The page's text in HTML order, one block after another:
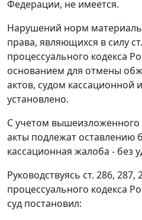
Федерации, не имеется.
Нарушений норм
права, являющихся в силу
процессуального кодекса
основанием для отмены
актов, судом кассационной
установлено.
С учетом
акты подлежат оставлению
кассационная жалоба - без
Руководствуясь ст. 286, 287,
процессуального кодекса
суд постановил: